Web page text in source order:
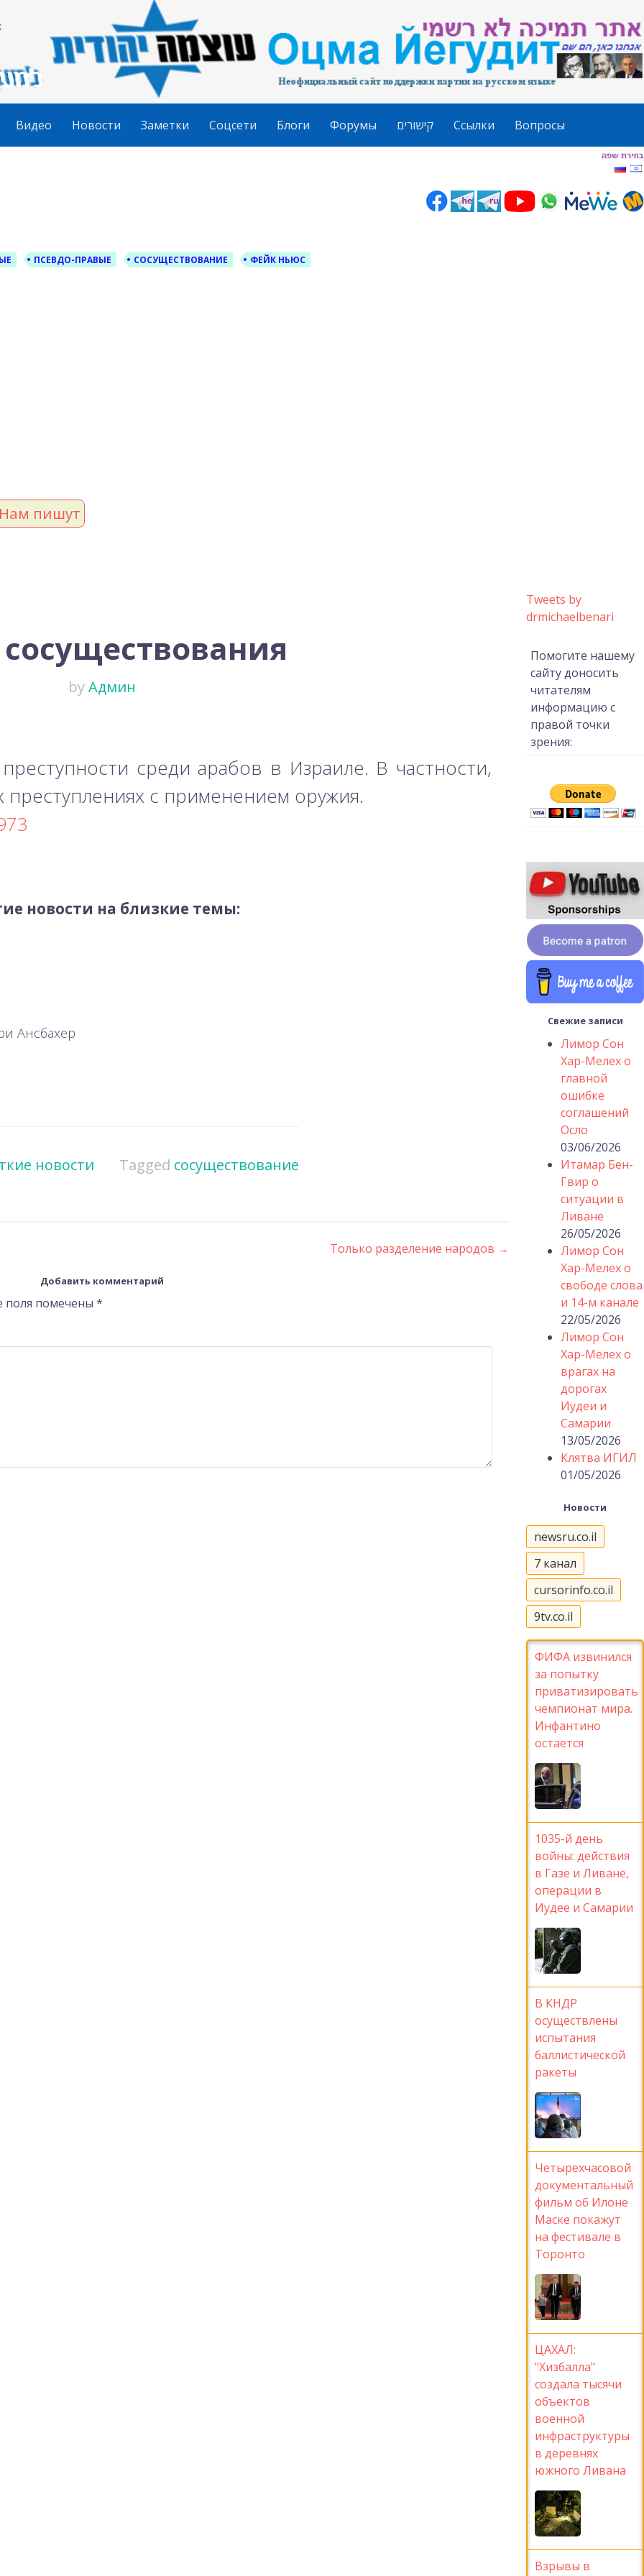
Видео Новости Заметки Соцсети Блоги Форумы קישורים Ссылки Вопросы
ПСЕВДО-ПРАВЫЕ СОСУЩЕСТВОВАНИЕ ФЕЙК НЬЮС
Нам пишут
byАдмин
среди арабов в Израиле. В частности,
преступлениях с применением оружия.
новости на близкие темы:
Ансбахер
новости Tagged сосуществование
Только разделение народов →
Добавить комментарий
поля помечены *
Tweets by
drmichaelbenari
Помогите нашему
сайту доносить
читателям
информацию с
правой точки
зрения:
Свежие записи
Лимор Сон
Хар-Мелех о
главной
ошибке
соглашений
Осло
03/06/2026
Итамар Бен-
Гвир о
ситуации в
Ливане
26/05/2026
Лимор Сон
Хар-Мелех о
свободе слова
и 14-м канале
22/05/2026
Лимор Сон
Хар-Мелех о
врагах на
дорогах
Иудеи и
Самарии
13/05/2026
Клятва ИГИЛ
01/05/2026
Новости
newsru.co.il
7 канал
cursorinfo.co.il
9tv.co.il
ФИФА извинился
за попытку
приватизировать
чемпионат мира.
Инфантино
остается
1035-й день
войны: действия
в Газе и Ливане,
операции в
Иудее и Самарии
В КНДР
осуществлены
испытания
баллистической
ракеты
Четырехчасовой
документальный
фильм об Илоне
Маске покажут
на фестивале в
Торонто
ЦАХАЛ:
"Хизбалла"
создала тысячи
объектов
военной
инфраструктуры
в деревнях
южного Ливана
Взрывы в